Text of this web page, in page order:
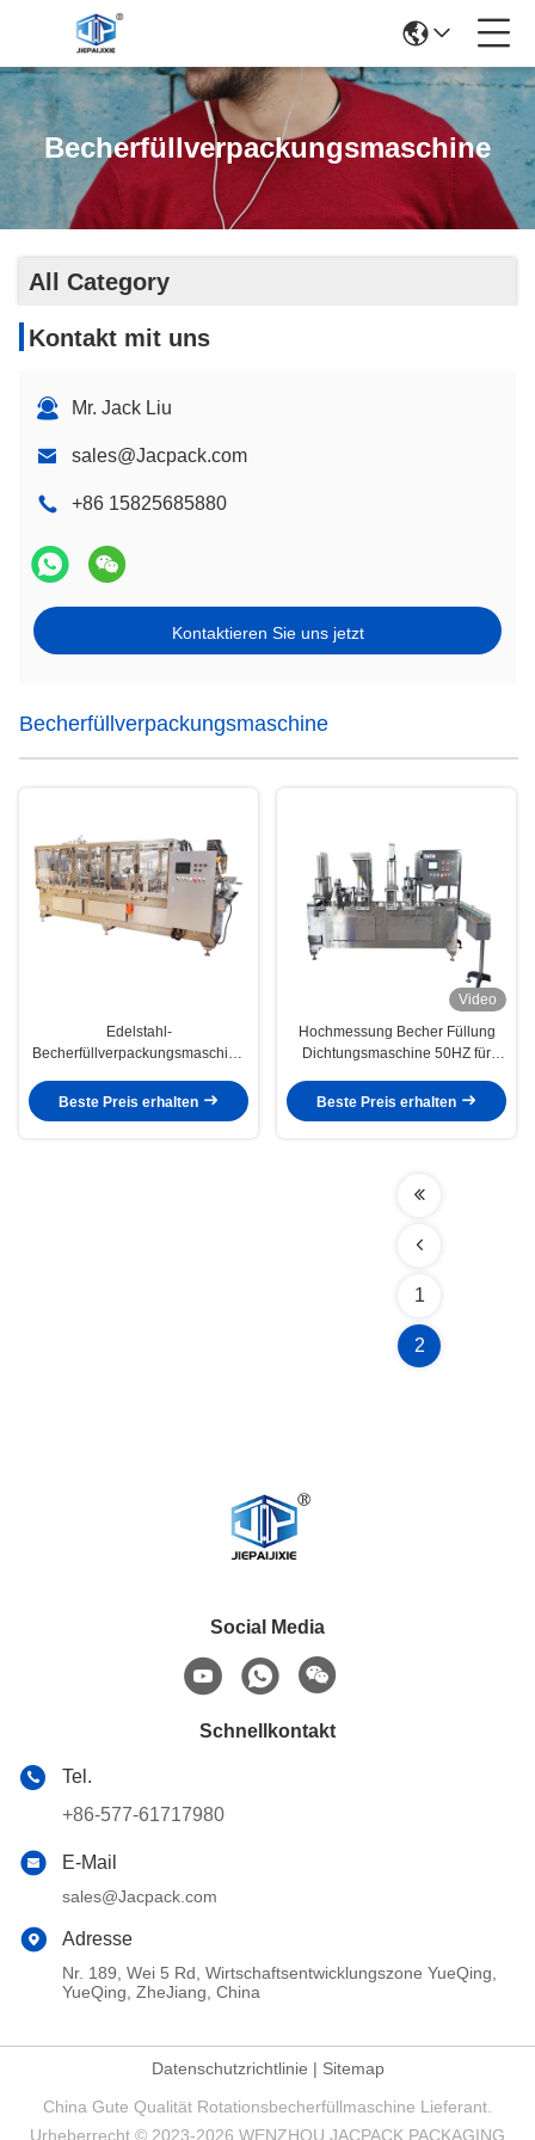
Becherfüllverpackungsmaschine
All Category
Kontakt mit uns
Mr. Jack Liu
sales@Jacpack.com
+86 15825685880
Kontaktieren Sie uns jetzt
Becherfüllverpackungsmaschine
Edelstahl-
Becherfüllverpackungsmaschine
Beste Preis erhalten
Video
Hochmessung Becher Füllung
Dichtungsmaschine 50HZ für
Dichtungslösungen
Beste Preis erhalten
1
2
Social Media
Schnellkontakt
Tel.
+86-577-61717980
E-Mail
sales@Jacpack.com
Adresse
Nr. 189, Wei 5 Rd, Wirtschaftsentwicklungszone YueQing,
YueQing, ZheJiang, China
Datenschutzrichtlinie | Sitemap
China Gute Qualität Rotationsbecherfüllmaschine Lieferant.
Urheberrecht © 2023-2026 WENZHOU JACPACK PACKAGING